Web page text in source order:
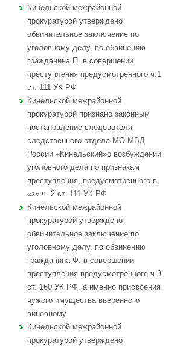
Кинельской межрайонной
прокуратурой утверждено
обвинительное заключение по
уголовному делу, по обвинению
гражданина П. в совершении
преступления предусмотренного ч.1
ст. 111 УК РФ
Кинельской межрайонной
прокуратурой признано законным
постановление следователя
следственного отдела МО МВД
России «Кинельский»о возбуждении
уголовного дела по признакам
преступления, предусмотренного п.
«з» ч. 2 ст. 111 УК РФ
Кинельской межрайонной
прокуратурой утверждено
обвинительное заключение по
уголовному делу, по обвинению
гражданина Ф. в совершении
преступления предусмотренного ч.3
ст. 160 УК РФ, а именно присвоения
чужого имущества вверенного
виновному
Кинельской межрайонной
прокуратурой утверждено